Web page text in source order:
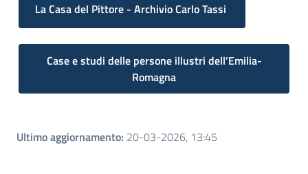
La Casa del Pittore - Archivio Carlo Tassi
Case e studi delle persone illustri dell’Emilia-
Romagna
Ultimo aggiornamento: 20-03-2026, 13:45